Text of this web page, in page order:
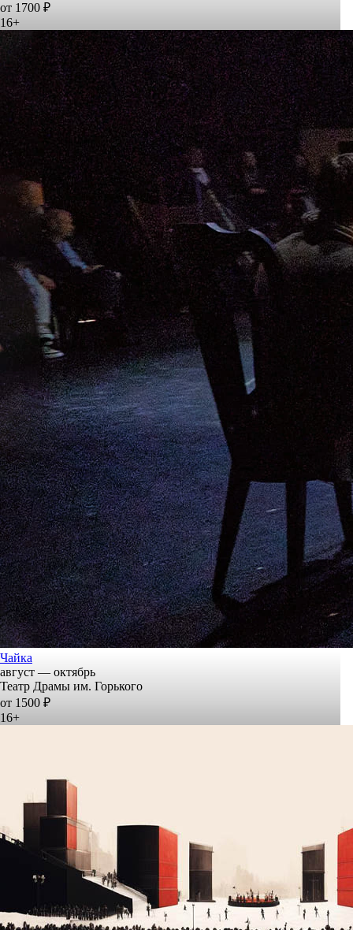
от 1700 ₽
16+
Чайка
август — октябрь
Театр Драмы им. Горького
от 1500 ₽
16+